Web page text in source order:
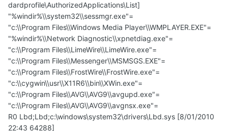
dardprofile\AuthorizedApplications\List]
"%windir%\\system32\\sessmgr.exe"=
"c:\\Program Files\\Windows Media Player\\WMPLAYER.EXE"=
"%windir%\\Network Diagnostic\\xpnetdiag.exe"=
"c:\\Program Files\\LimeWire\\LimeWire.exe"=
"c:\\Program Files\\Messenger\\MSMSGS.EXE"=
"c:\\Program Files\\FrostWire\\FrostWire.exe"=
"c:\\cygwin\\usr\\X11R6\\bin\\XWin.exe"=
"c:\\Program Files\\AVG\\AVG9\\avgupd.exe"=
"c:\\Program Files\\AVG\\AVG9\\avgnsx.exe"=
R0 Lbd;Lbd;c:\windows\system32\drivers\Lbd.sys [8/01/2010
22:43 64288]